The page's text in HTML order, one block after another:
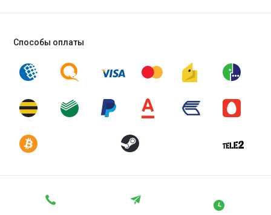
Способы оплаты